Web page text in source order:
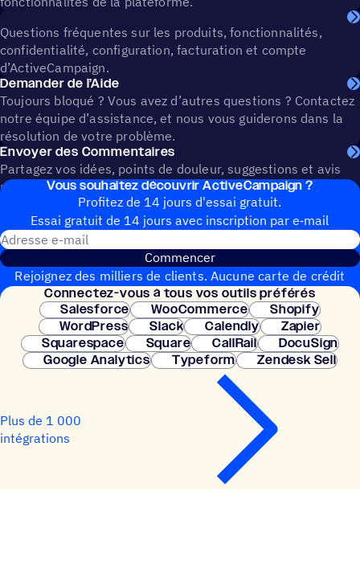
Questions fréquentes sur les produits, fonctionnalités,
confidentialité, configuration, facturation et compte
d’ActiveCampaign.
Demander de l’Aide
Toujours bloqué ? Vous avez d’autres questions ? Contactez
notre équipe d’assistance, et nous vous guiderons dans la
résolution de votre problème.
Envoyer des Commentaires
Partagez vos idées, points de douleur, suggestions et avis
pour façonner l’avenir d’ActiveCampaign.
Vous souhai­tez découvrir ActiveCampaign ?
Profitez de 14 jours d'essai gratuit.
Essai gratuit de 14 jours avec inscrip­tion par e‑mail
Commencer
Rejoignez des milliers de clients. Aucune carte de crédit
nécessaire. Configuration instantanée.
Connec­tez-vous à tous vos outils préférés
Salesforce
WooCommerce
Shopify
WordPress
Slack Calendly
Zapier
Squarespace
Square CallRail
DocuSign
Google Analytics
Typeform Zendesk Sell
Plus de 1 000
intégrations